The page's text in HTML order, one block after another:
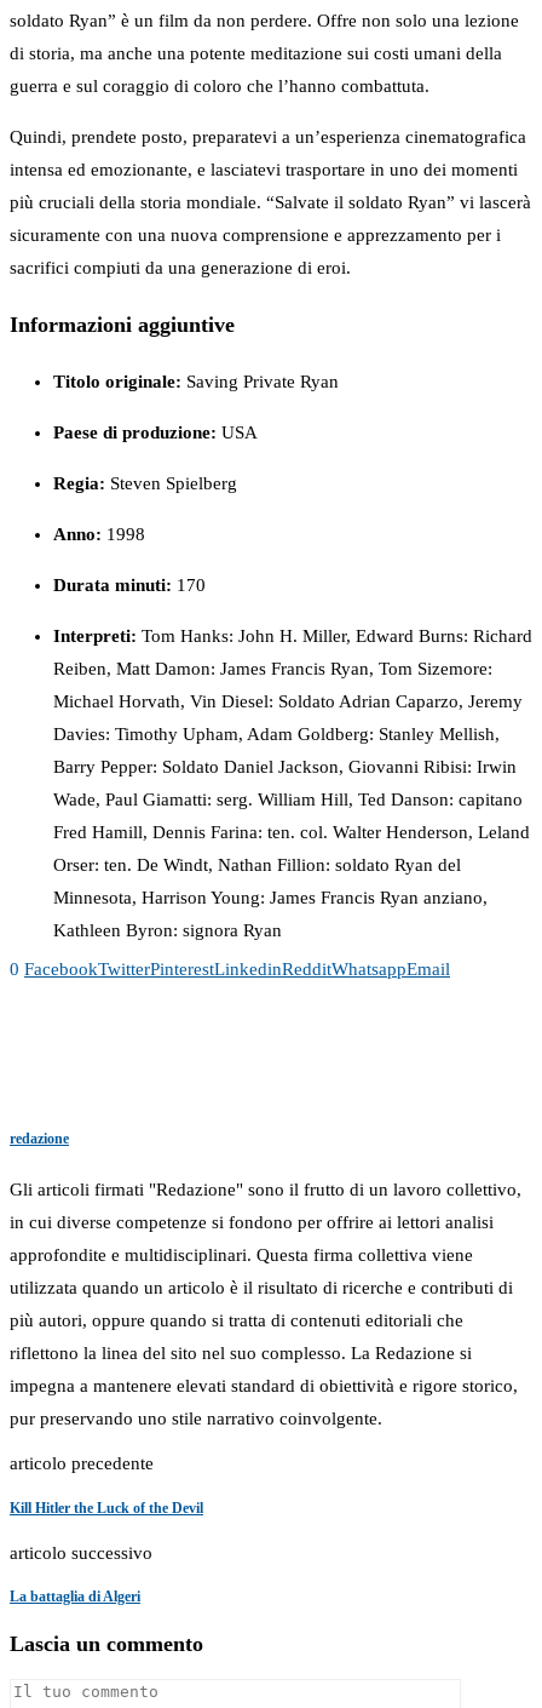
soldato Ryan” è un film da non perdere. Offre non solo una lezione
di storia, ma anche una potente meditazione sui costi umani della
guerra e sul coraggio di coloro che l’hanno combattuta.
Quindi, prendete posto, preparatevi a un’esperienza cinematografica
intensa ed emozionante, e lasciatevi trasportare in uno dei momenti
più cruciali della storia mondiale. “Salvate il soldato Ryan” vi lascerà
sicuramente con una nuova comprensione e apprezzamento per i
sacrifici compiuti da una generazione di eroi.
Informazioni aggiuntive
Titolo originale: Saving Private Ryan
Paese di produzione: USA
Regia: Steven Spielberg
Anno: 1998
Durata minuti: 170
Interpreti: Tom Hanks: John H. Miller, Edward Burns: Richard
Reiben, Matt Damon: James Francis Ryan, Tom Sizemore:
Michael Horvath, Vin Diesel: Soldato Adrian Caparzo, Jeremy
Davies: Timothy Upham, Adam Goldberg: Stanley Mellish,
Barry Pepper: Soldato Daniel Jackson, Giovanni Ribisi: Irwin
Wade, Paul Giamatti: serg. William Hill, Ted Danson: capitano
Fred Hamill, Dennis Farina: ten. col. Walter Henderson, Leland
Orser: ten. De Windt, Nathan Fillion: soldato Ryan del
Minnesota, Harrison Young: James Francis Ryan anziano,
Kathleen Byron: signora Ryan
0 FacebookTwitterPinterestLinkedinRedditWhatsappEmail
redazione
Gli articoli firmati "Redazione" sono il frutto di un lavoro collettivo,
in cui diverse competenze si fondono per offrire ai lettori analisi
approfondite e multidisciplinari. Questa firma collettiva viene
utilizzata quando un articolo è il risultato di ricerche e contributi di
più autori, oppure quando si tratta di contenuti editoriali che
riflettono la linea del sito nel suo complesso. La Redazione si
impegna a mantenere elevati standard di obiettività e rigore storico,
pur preservando uno stile narrativo coinvolgente.
articolo precedente
Kill Hitler the Luck of the Devil
articolo successivo
La battaglia di Algeri
Lascia un commento